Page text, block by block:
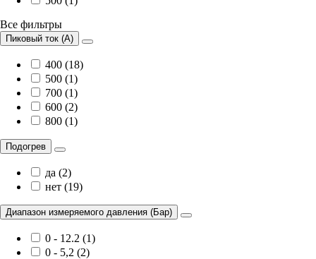
Все фильтры
Пиковый ток (А)
400 (18)
500 (1)
700 (1)
600 (2)
800 (1)
Подогрев
да (2)
нет (19)
Диапазон измеряемого давления (Бар)
0 - 12.2 (1)
0 - 5,2 (2)